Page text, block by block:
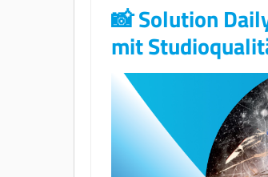
📸 Solution
mit